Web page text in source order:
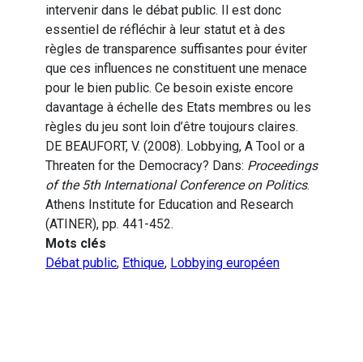
intervenir dans le débat public. Il est donc
essentiel de réfléchir à leur statut et à des
règles de transparence suffisantes pour éviter
que ces influences ne constituent une menace
pour le bien public. Ce besoin existe encore
davantage à échelle des Etats membres ou les
règles du jeu sont loin d’être toujours claires.
DE BEAUFORT, V. (2008). Lobbying, A Tool or a
Threaten for the Democracy? Dans: Proceedings
of the 5th International Conference on Politics.
Athens Institute for Education and Research
(ATINER), pp. 441-452.
Mots clés
Débat public, Ethique, Lobbying européen